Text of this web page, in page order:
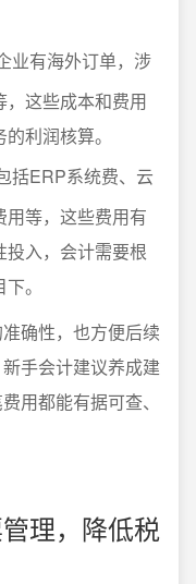
业有海外订单，涉
这些成本和费用
利润核算。
括ERP系统费、云
等，这些费用有
入，会计需要根
。
确性，也方便后续
手会计建议养成建
用都能有据可查、
理，降低税